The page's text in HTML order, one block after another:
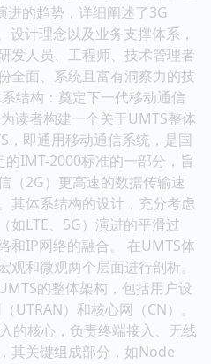
进的趋势，详细阐述了3G
设计理念以及业务支撑体系，
发人员、工程师、技术管理者
全面、系统且富有洞察力的技
结构：奠定下一代移动通信
读者构建一个关于UMTS整体
，即通用移动通信系统，是国
IMT-2000标准的一部分，旨
（2G）更高速的数据传输速
其体系结构的设计，充分考虑
如LTE、5G）演进的平滑过
和IP网络的融合。 在UMTS体
观和微观两个层面进行剖析。
的整体架构，包括用户设
UTRAN）和核心网（CN）。
的核心，负责终端接入、无线
其关键组成部分，如Node